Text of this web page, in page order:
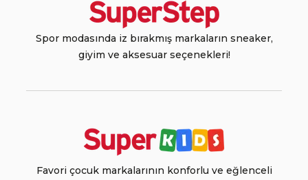
Spor modasında iz bırakmış markaların sneaker,
giyim ve aksesuar seçenekleri!
Favori çocuk markalarının konforlu ve eğlenceli